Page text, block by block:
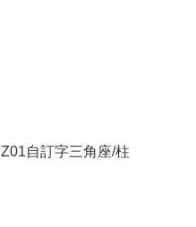
Z01自訂字三角座/柱